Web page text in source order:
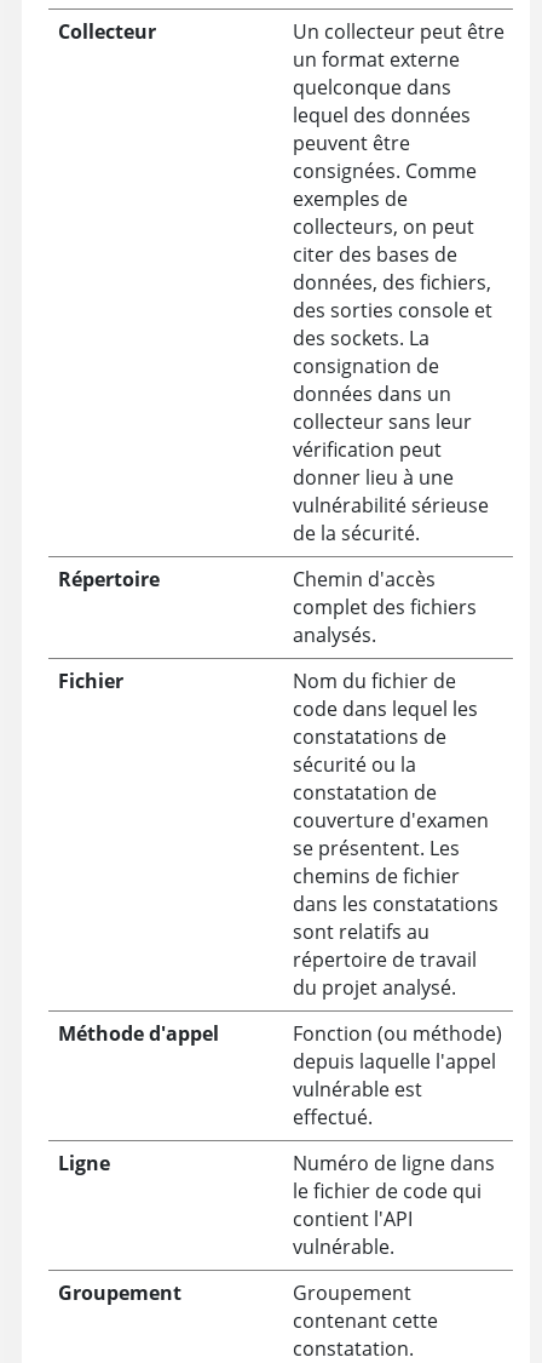
Collecteur
Un collecteur peut être
un format externe
quelconque dans
lequel des données
peuvent être
consignées. Comme
exemples de
collecteurs, on peut
citer des bases de
données, des fichiers,
des sorties console et
des sockets. La
consignation de
données dans un
collecteur sans leur
vérification peut
donner lieu à une
vulnérabilité sérieuse
de la sécurité.
Répertoire
Chemin d'accès
complet des fichiers
analysés.
Fichier
Nom du fichier de
code dans lequel les
constatations de
sécurité ou la
constatation de
couverture d'examen
se présentent. Les
chemins de fichier
dans les constatations
sont relatifs au
répertoire de travail
du projet analysé.
Méthode d'appel
Fonction (ou méthode)
depuis laquelle l'appel
vulnérable est
effectué.
Ligne
Numéro de ligne dans
le fichier de code qui
contient l'API
vulnérable.
Groupement
Groupement
contenant cette
constatation.